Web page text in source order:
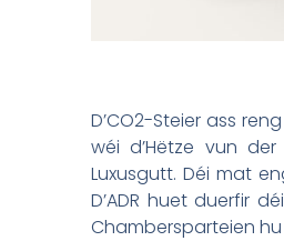
D’CO2-Steier ass
wéi d’Hëtze vun
Luxusgutt. Déi mat
D’ADR huet duerfir
Chambersparteien hu